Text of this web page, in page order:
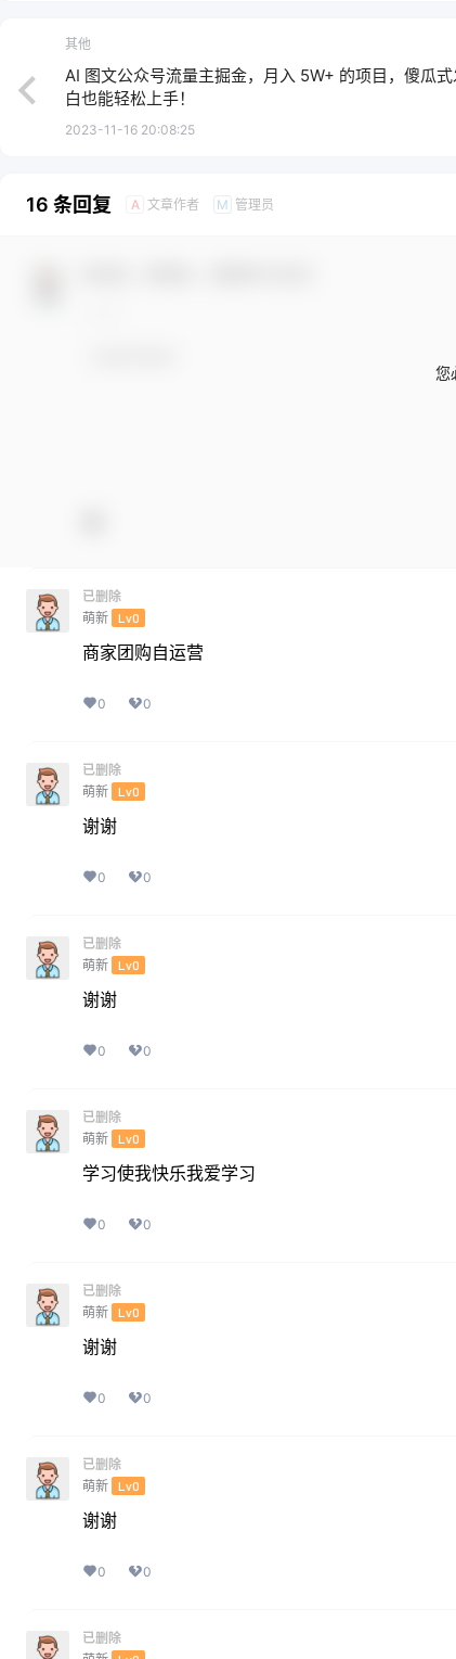
其他
AI 图文公众号流量主掘金，月入 5W+ 的项目，傻瓜
白也能轻松上手！
2023-11-16 20:08:25
16 条回复 A 文章作者 M 管理员
您
已删除
萌新 Lv0
商家团购自运营
0 0
已删除
萌新 Lv0
谢谢
0 0
已删除
萌新 Lv0
谢谢
0 0
已删除
萌新 Lv0
学习使我快乐我爱学习
0 0
已删除
萌新 Lv0
谢谢
0 0
已删除
萌新 Lv0
谢谢
0 0
已删除